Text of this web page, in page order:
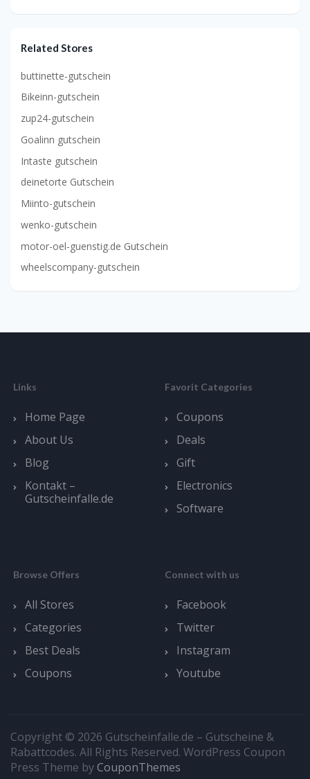
Related Stores
buttinette-gutschein
Bikeinn-gutschein
zup24-gutschein
Goalinn gutschein
Intaste gutschein
deinetorte Gutschein
Miinto-gutschein
wenko-gutschein
motor-oel-guenstig.de Gutschein
wheelscompany-gutschein
Links
Home Page
About Us
Blog
Kontakt –
Gutscheinfalle.de
Favorit Categories
Coupons
Deals
Gift
Electronics
Software
Browse Offers
All Stores
Categories
Best Deals
Coupons
Connect with us
Facebook
Twitter
Instagram
Youtube
Copyright © 2026 Gutscheinfalle.de – Gutscheine &
Rabattcodes. All Rights Reserved. WordPress Coupon
Press Theme byCouponThemes